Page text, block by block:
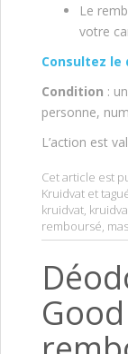
Le
votre
Consultez le
Condition :
personne,
L’action est
Cet article est
Kruidvat et
kruidvat,
remboursé,